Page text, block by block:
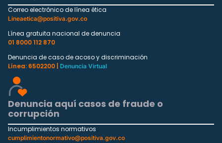
Correo electrónico de línea ética
Lineaetica@positiva.gov.co
Línea gratuita nacional de denuncia
01 8000 112 870
Denuncia de caso de acoso y discriminación
Línea: 6502200 |
Denuncia Virtual
Denuncia aquí casos de fraude o
corrupción
Incumplimientos normativos
cumplimientonormativo@positiva.gov.co